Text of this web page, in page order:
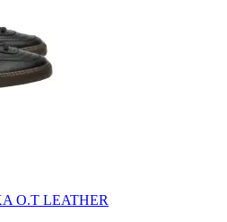
O.T LEATHER